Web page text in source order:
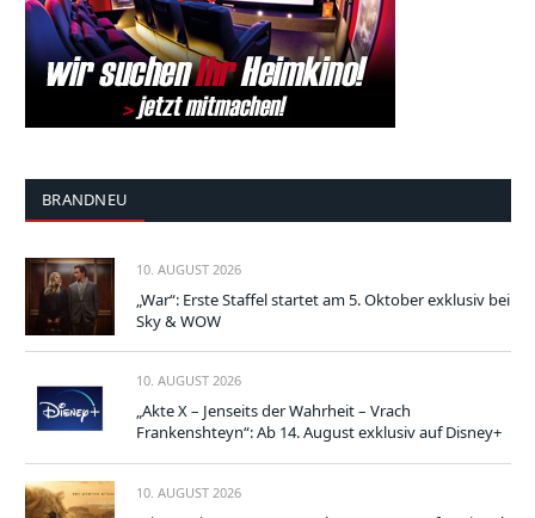
BRANDNEU
10. AUGUST 2026
„War“: Erste Staffel startet am 5. Oktober exklusiv bei
Sky & WOW
10. AUGUST 2026
„Akte X – Jenseits der Wahrheit – Vrach
Frankenshteyn“: Ab 14. August exklusiv auf Disney+
10. AUGUST 2026